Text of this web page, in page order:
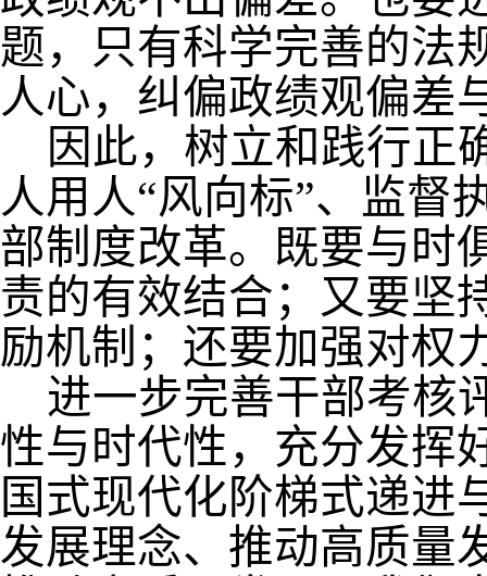
题，只有科学完善的法
人心，纠偏政绩观偏差
因此，树立和践行正
人用人“风向标”、监督
部制度改革。既要与时
责的有效结合；又要坚
励机制；还要加强对权
进一步完善干部考核
性与时代性，充分发挥
国式现代化阶梯式递进
发展理念、推动高质量